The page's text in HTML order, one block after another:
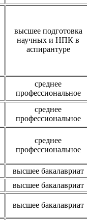
высшее подготовка
научных и НПК в
аспирантуре
среднее
профессиональное
среднее
профессиональное
среднее
профессиональное
высшее бакалавриат
высшее бакалавриат
высшее бакалавриат